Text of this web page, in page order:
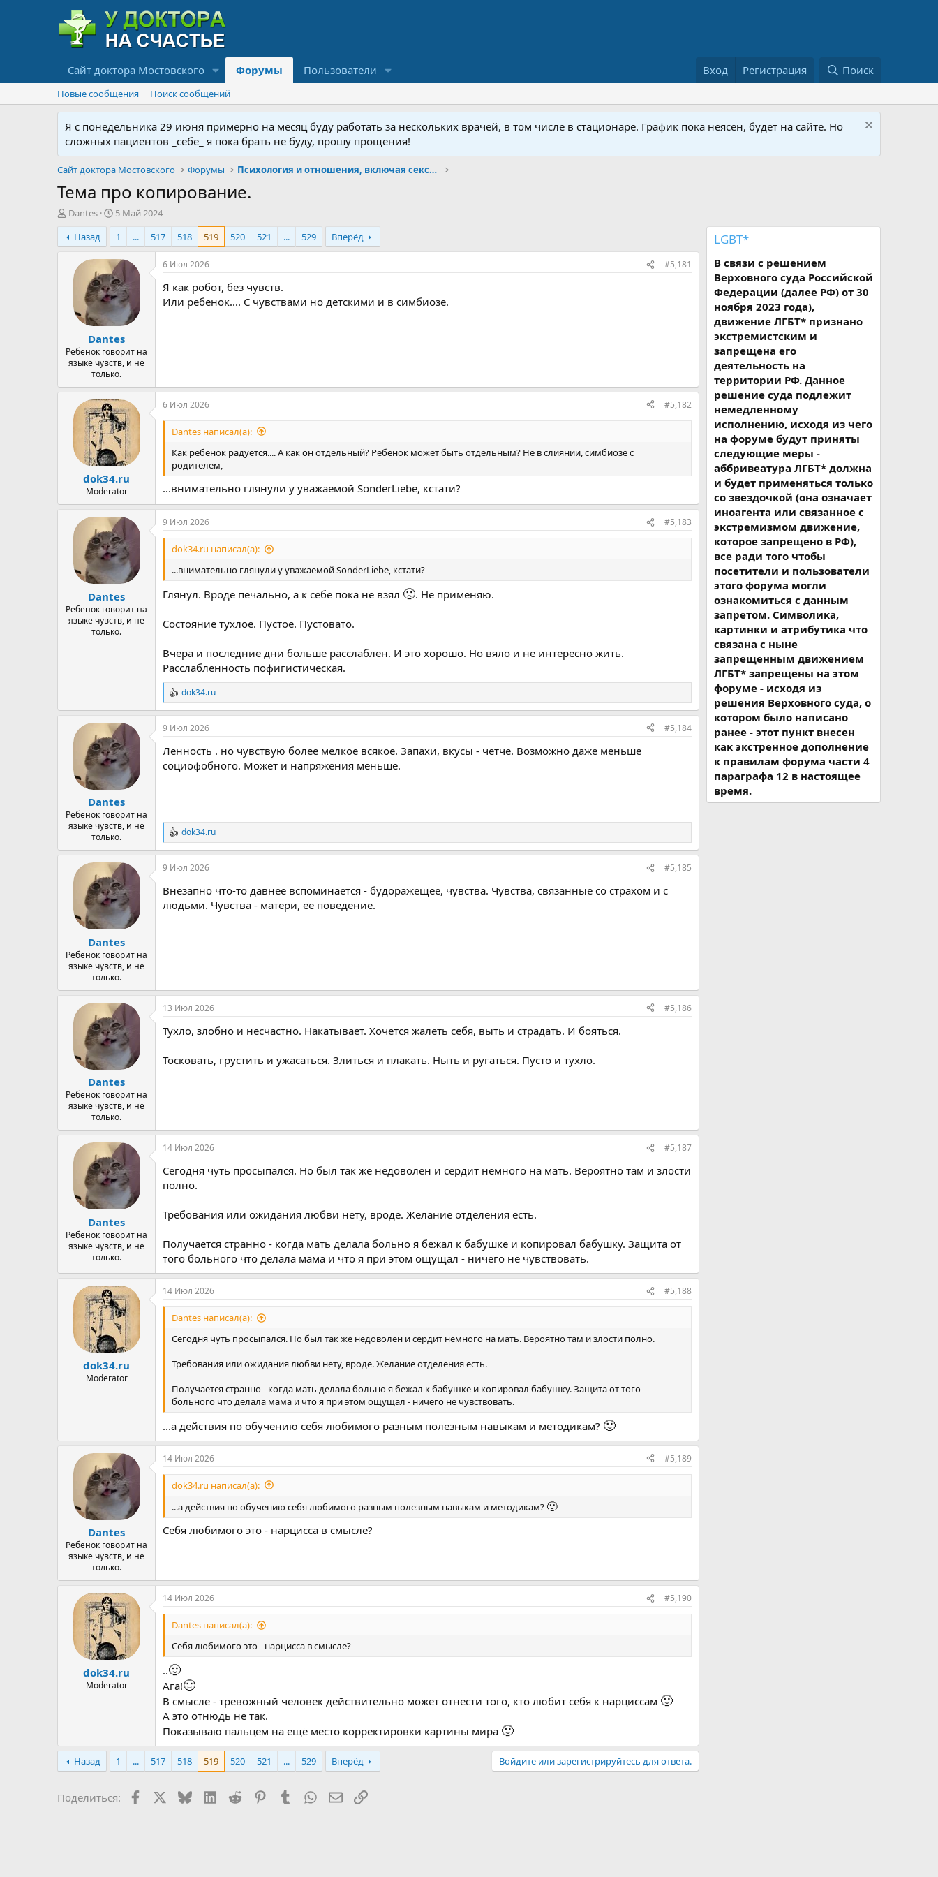
Сайт доктора Мостовского Форумы Пользователи Вход Регистрация Поиск
Новые сообщения Поиск сообщений
Я с понедельника 29 июня примерно на месяц буду работать за нескольких врачей, в том числе в стационаре. График пока неясен, будет на сайте. Но
сложных пациентов _себе_ я пока брать не буду, прошу прощения!
Сайт доктора Мостовского Форумы Психология и отношения, включая сексуальность.
Тема про копирование.
А
в
т
о
ы
Dantes
Д
а
т
а
н
а
ч
а
л
а
5 Май 2024
Назад
1 ... 517 518 519 520 521 ... 529 Вперёд
Dantes
Ребенок говорит на
языке чувств, и не
только.
6 Июл 2026 #5,181
Я как робот, без чувств.
Или ребенок.... С чувствами но детскими и в симбиозе.
dok34.ru
Moderator
6 Июл 2026 #5,182
Dantes написал(а):
Как ребенок радуется.... А как он отдельный? Ребенок может быть отдельным? Не в слиянии, симбиозе с
родителем,
...внимательно глянули у уважаемой SonderLiebe, кстати?
Dantes
Ребенок говорит на
языке чувств, и не
только.
9 Июл 2026 #5,183
dok34.ru написал(а):
...внимательно глянули у уважаемой SonderLiebe, кстати?
Глянул. Вроде печально, а к себе пока не взял 🙁. Не применяю.
Состояние тухлое. Пустое. Пустовато.
Вчера и последние дни больше расслаблен. И это хорошо. Но вяло и не интересно жить.
Расслабленность пофигистическая.
Р
е
а
к
и
и
dok34.ru
Dantes
Ребенок говорит на
языке чувств, и не
только.
9 Июл 2026 #5,184
Ленность . но чувствую более мелкое всякое. Запахи, вкусы - четче. Возможно даже меньше
социофобного. Может и напряжения меньше.
Р
е
а
к
и
и
dok34.ru
Dantes
Ребенок говорит на
языке чувств, и не
только.
9 Июл 2026 #5,185
Внезапно что-то давнее вспоминается - будоражещее, чувства. Чувства, связанные со страхом и с
людьми. Чувства - матери, ее поведение.
Dantes
Ребенок говорит на
языке чувств, и не
только.
13 Июл 2026 #5,186
Тухло, злобно и несчастно. Накатывает. Хочется жалеть себя, выть и страдать. И бояться.
Тосковать, грустить и ужасаться. Злиться и плакать. Ныть и ругаться. Пусто и тухло.
Dantes
Ребенок говорит на
языке чувств, и не
только.
14 Июл 2026 #5,187
Сегодня чуть просыпался. Но был так же недоволен и сердит немного на мать. Вероятно там и злости
полно.
Требования или ожидания любви нету, вроде. Желание отделения есть.
Получается странно - когда мать делала больно я бежал к бабушке и копировал бабушку. Защита от
того больного что делала мама и что я при этом ощущал - ничего не чувствовать.
dok34.ru
Moderator
14 Июл 2026 #5,188
Dantes написал(а):
Сегодня чуть просыпался. Но был так же недоволен и сердит немного на мать. Вероятно там и злости полно.
Требования или ожидания любви нету, вроде. Желание отделения есть.
Получается странно - когда мать делала больно я бежал к бабушке и копировал бабушку. Защита от того
больного что делала мама и что я при этом ощущал - ничего не чувствовать.
...а действия по обучению себя любимого разным полезным навыкам и методикам? 🙂
Dantes
Ребенок говорит на
языке чувств, и не
только.
14 Июл 2026 #5,189
dok34.ru написал(а):
...а действия по обучению себя любимого разным полезным навыкам и методикам? 🙂
Себя любимого это - нарцисса в смысле?
dok34.ru
Moderator
14 Июл 2026 #5,190
Dantes написал(а):
Себя любимого это - нарцисса в смысле?
..🙂
Ага!🙂
В смысле - тревожный человек действительно может отнести того, кто любит себя к нарциссам 🙂
А это отнюдь не так.
Показываю пальцем на ещё место корректировки картины мира 🙂
Назад 1 ... 517 518 519 520 521 ... 529 Вперёд Войдите или зарегистрируйтесь для ответа.
Поделиться: Facebook BlueskyLinkedInReddit PinterestTumblrWhatsAppЭлектронная почта
Ссылка
LGBT*
В связи с решением
Верховного суда Российской
Федерации (далее РФ) от 30
ноября 2023 года),
движение ЛГБТ* признано
экстремистским и
запрещена его
деятельность на
территории РФ. Данное
решение суда подлежит
немедленному
исполнению, исходя из чего
на форуме будут приняты
следующие меры -
аббривеатура ЛГБТ* должна
и будет применяться только
со звездочкой (она означает
иноагента или связанное с
экстремизмом движение,
которое запрещено в РФ),
все ради того чтобы
посетители и пользователи
этого форума могли
ознакомиться с данным
запретом. Символика,
картинки и атрибутика что
связана с ныне
запрещенным движением
ЛГБТ* запрещены на этом
форуме - исходя из
решения Верховного суда, о
котором было написано
ранее - этот пункт внесен
как экстренное дополнение
к правилам форума части 4
параграфа 12 в настоящее
время.